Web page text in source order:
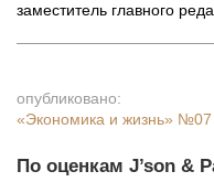
заместитель главного
опубликовано:
«Экономика и жизнь» №07
По оценкам J’son &